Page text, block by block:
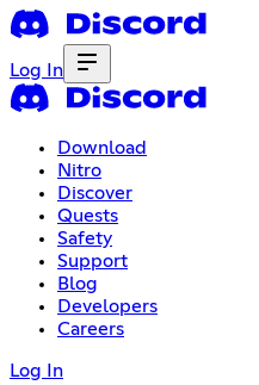
Log In
Download
Nitro
Discover
Quests
Safety
Support
Blog
Developers
Careers
Log In